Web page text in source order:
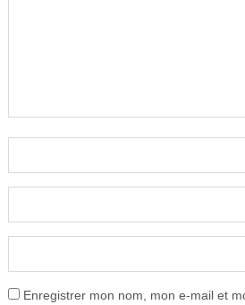
Enregistrer mon nom, mon e-mail et